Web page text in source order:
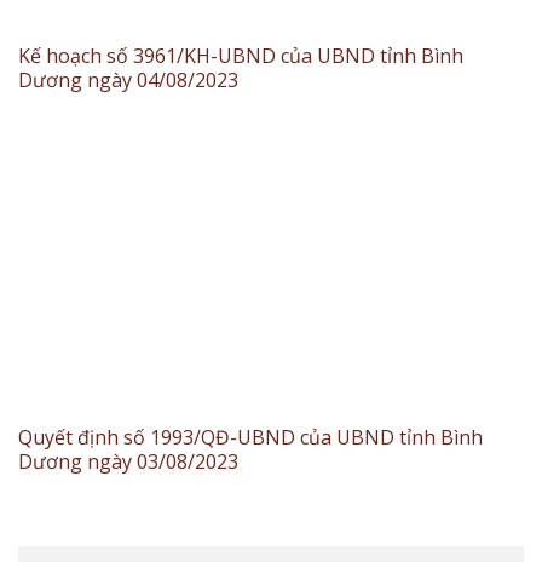
Kế hoạch số 3961/KH-UBND của UBND tỉnh Bình
Dương ngày 04/08/2023
Quyết định số 1993/QĐ-UBND của UBND tỉnh Bình
Dương ngày 03/08/2023